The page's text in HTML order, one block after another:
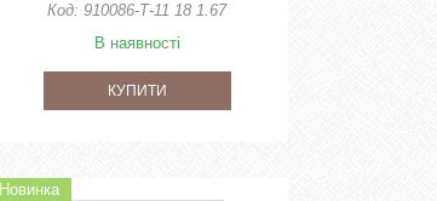
910086-Т-11 18 1.67
В наявності
КУПИТИ
Новинка